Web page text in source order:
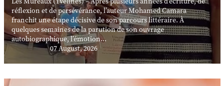
réflexion et de persévérance, l’auteur Mohamed Camara
franchit une étape décisive de son parcours littéraire. À
quelques semaines de la parution de son ouvrage
autobiographique, l’émotion...
07 August, 2026